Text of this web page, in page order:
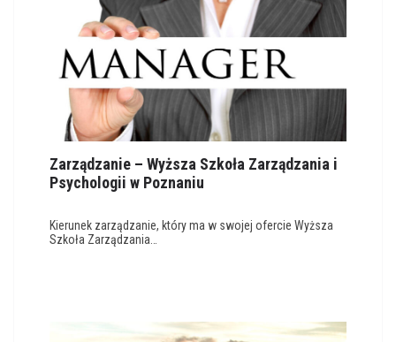
Zarządzanie – Wyższa Szkoła Zarządzania i
Psychologii w Poznaniu
Kierunek zarządzanie, który ma w swojej ofercie Wyższa
Szkoła Zarządzania…